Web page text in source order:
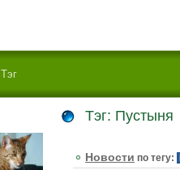
Тэг
Тэг: Пустыня
Новости по тегу: